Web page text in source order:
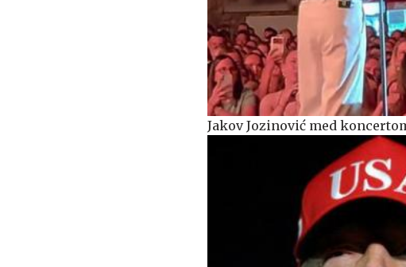
Jakov Jozinović med